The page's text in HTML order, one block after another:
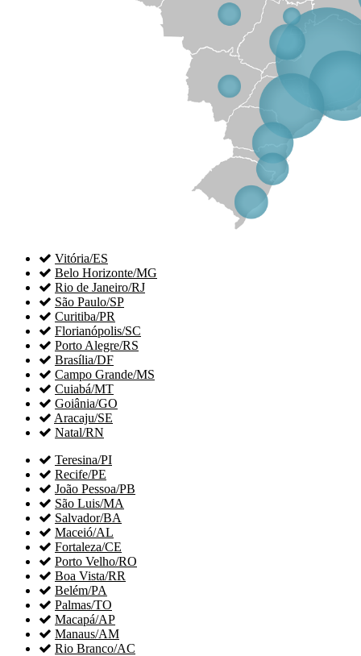
 Vitória/ES
 Belo Horizonte/MG
 Rio de Janeiro/RJ
 São Paulo/SP
 Curitiba/PR
 Florianópolis/SC
 Porto Alegre/RS
 Brasília/DF
 Campo Grande/MS
 Cuiabá/MT
 Goiânia/GO
 Aracaju/SE
 Natal/RN
 Teresina/PI
 Recife/PE
 João Pessoa/PB
 São Luis/MA
 Salvador/BA
 Maceió/AL
 Fortaleza/CE
 Porto Velho/RO
 Boa Vista/RR
 Belém/PA
 Palmas/TO
 Macapá/AP
 Manaus/AM
 Rio Branco/AC